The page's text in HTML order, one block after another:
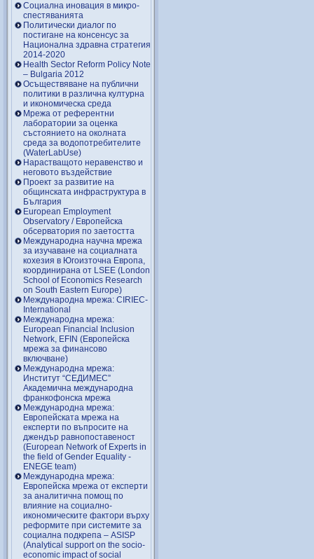
Социална иновация в микро-
спестяванията
Политически диалог по
постигане на консенсус за
Национална здравна стратегия
2014-2020
Health Sector Reform Policy Note
– Bulgaria 2012
Осъществяване на публични
политики в различна културна
и икономическа среда
Мрежа от референтни
лаборатории за оценка
състоянието на околната
среда за водопотребителите
(WaterLabUse)
Нарастващото неравенство и
неговото въздействие
Проект за развитие на
общинската инфраструктура в
България
European Employment
Observatory / Европейска
обсерватория по заетостта
Международна научна мрежа
за изучаване на социалната
кохезия в Югоизточна Европа,
координирана от LSEE (London
School of Economics Research
on South Eastern Europe)
Международна мрежа: CIRIEC-
International
Международна мрежа:
European Financial Inclusion
Network, EFIN (Европейска
мрежа за финансово
включване)
Международна мрежа:
Институт “СЕДИМЕС”
Академична международна
франкофонска мрежа
Международна мрежа:
Европейската мрежа на
експерти по въпросите на
джендър равнопоставеност
(European Network of Experts in
the field of Gender Equality -
ENEGE team)
Международна мрежа:
Европейска мрежа от експерти
за аналитична помощ по
влияние на социално-
икономическите фактори върху
реформите при системите за
социална подкрепа – ASISP
(Analytical support on the socio-
economic impact of social